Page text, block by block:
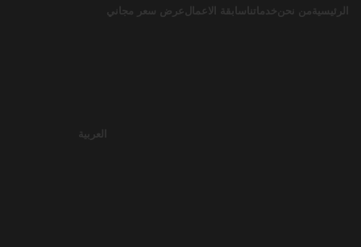
الرئيسية من نحنخدماتنا سابقة الاعمال عرض سعر مجاني
العربية